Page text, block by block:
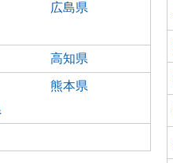
広島県
高知県
熊本県